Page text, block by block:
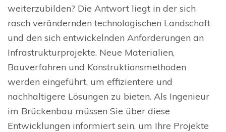
weiterzubilden? Die Antwort liegt in der sich
rasch verändernden technologischen Landschaft
und den sich entwickelnden Anforderungen an
Infrastrukturprojekte. Neue Materialien,
Bauverfahren und Konstruktionsmethoden
werden eingeführt, um effizientere und
nachhaltigere Lösungen zu bieten. Als Ingenieur
im Brückenbau müssen Sie über diese
Entwicklungen informiert sein, um Ihre Projekte